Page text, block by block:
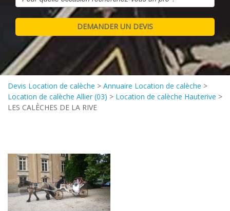
Devis Location de calèche > Annuaire Location de calèche >
Location de calèche Allier (03) > Location de calèche Hauterive >
LES CALÈCHES DE LA RIVE